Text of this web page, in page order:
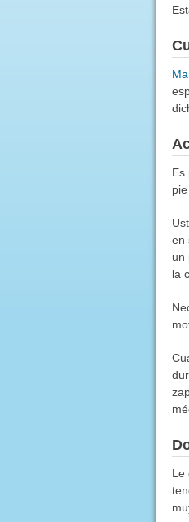
Es
en
un
la
Le